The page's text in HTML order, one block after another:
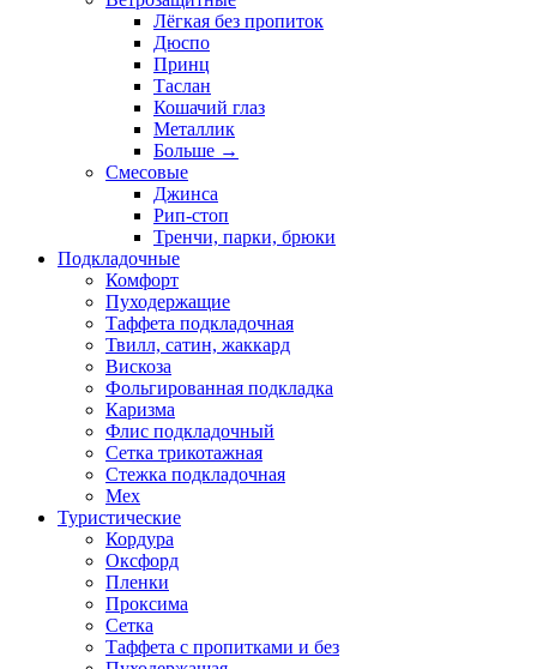
Лёгкая без пропиток
Дюспо
Принц
Таслан
Кошачий глаз
Металлик
Больше →
Смесовые
Джинса
Рип-стоп
Тренчи, парки, брюки
Подкладочные
Комфорт
Пуходержащие
Таффета подкладочная
Твилл, сатин, жаккард
Вискоза
Фольгированная подкладка
Каризма
Флис подкладочный
Сетка трикотажная
Стежка подкладочная
Мех
Туристические
Кордура
Оксфорд
Пленки
Проксима
Сетка
Таффета с пропитками и без